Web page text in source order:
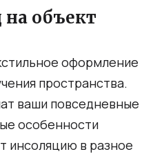
объект
оформление
пространства.
ваши повседневные
особенности
инсоляцию в разное